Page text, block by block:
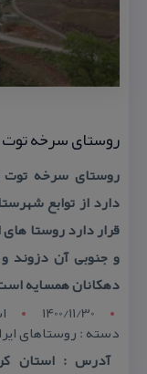
روستای سرخه توت
قرار دارد روستا
و جنوبی آن دزوند
دهكانان همسایه
1400/11/30
دسته : روستاهای
آدرس : استان